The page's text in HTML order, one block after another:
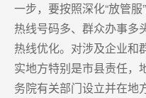
一步，要按照深化“放管
热线号码多、群众办事多
热线优化。对涉及企业和
实地方特别是市县责任，
务院有关部门设立并在地